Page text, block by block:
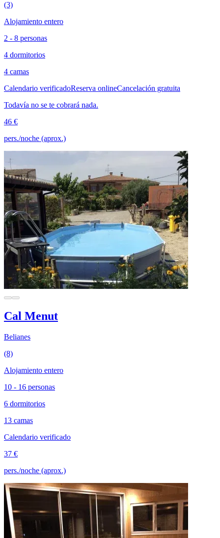
(3)
Alojamiento entero
2 - 8 personas
4 dormitorios
4 camas
Calendario verificadoReserva onlineCancelación gratuita
Todavía no se te cobrará nada.
46 €
pers./noche (aprox.)
Cal Menut
Belianes
(8)
Alojamiento entero
10 - 16 personas
6 dormitorios
13 camas
Calendario verificado
37 €
pers./noche (aprox.)